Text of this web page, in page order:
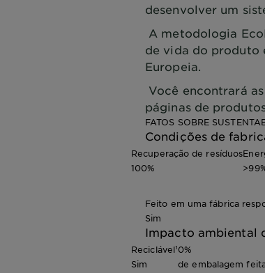
desenvolver um
A metodologia
de vida do produto
Europeia.
Você encontrará
páginas de
FATOS SOBRE
Condições de
Recuperação de resíduos
100%
Feito em uma fábrica
Sim
Impacto ambiental
Reciclável¹
Sim
0%
de embalagem